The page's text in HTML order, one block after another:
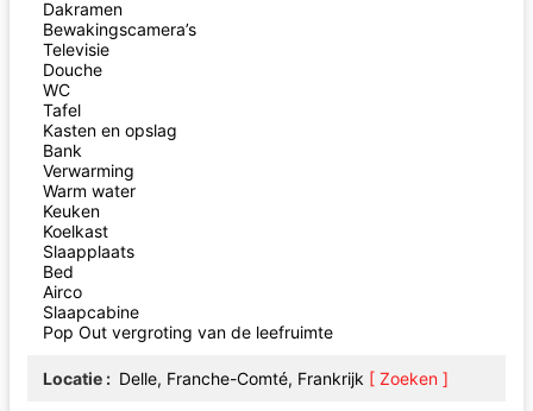
Dakramen
Bewakingscamera’s
Televisie
Douche
WC
Tafel
Kasten en opslag
Bank
Verwarming
Warm water
Keuken
Koelkast
Slaapplaats
Bed
Airco
Slaapcabine
Pop Out vergroting van de leefruimte
Locatie Delle, Franche-Comté, Frankrijk [ Zoeken ]